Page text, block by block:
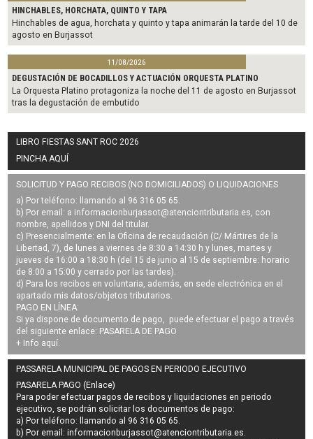
HINCHABLES, HORCHATA, QUINTO Y TAPA
Hinchables de agua, horchata y quinto y tapa animarán la tarde del 10 de
agosto en Burjassot
11/08/2026
DEGUSTACIÓN DE BOCADILLOS Y ACTUACIÓN ORQUESTA PLATINO
La Orquesta Platino protagoniza la noche del 11 de agosto en Burjassot
tras la degustación de embutido
LIBRO FIESTAS SANT ROC 2026
PINCHA AQUÍ
SOLICITUD Y PAGO RECIBOS (NO DOMICILIADOS) O LIQUIDACIONES
a) Por teléfono: llamando al 96 316 05 65.
b) Por email: a informacionburjassot@atenciontributaria.es, con
nombre, apellidos y DNI del titular.
c) Presencialmente: en la Oficina de recaudación (C/ Mártires de la
Libertad, 7), de lunes a viernes de 8:30 a 14:30 h y lunes, martes y
jueves de 16:00 a 18:30 h (del 15 de junio al 15 de septiembre: horario
de 8:00 a 15:00 y cerrado por las tardes).
d) Para los recibos en voluntaria, además, en sede electrónica en el
apartado mis datos/objetos tributarios.
PAGO EN LÍNEA:
Si ya dispone de documento de pago, puede efectuar el pago a través
del siguiente enlace: PASARELA DE PAGO
+ Info aquí.
PASSARELA MUNICIPAL DE PAGOS EN PERIODO EJECUTIVO
PASARELA PAGO (Enlace)
Para poder efectuar pagos derecibos y liquidaciones en periodo
ejecutivo, se podrán solicitar los documentos de pago:
a) Por teléfono: llamando al 96 316 05 65.
b) Por email:informacionburjassot@atenciontributaria.es.